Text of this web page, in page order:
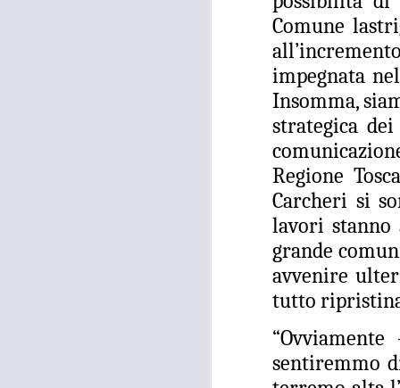
Comune
impegnata
Insomma,
strategica
Regione
Carcheri si
lavori stanno
grande
avvenire
tutto
sentiremmo
società che gestisce la mostra
26